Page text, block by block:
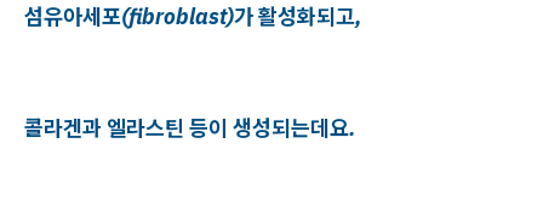
섬유아세포(fibroblast)가 활성화되고,
콜라겐과 엘라스틴 등이 생성되는데요.